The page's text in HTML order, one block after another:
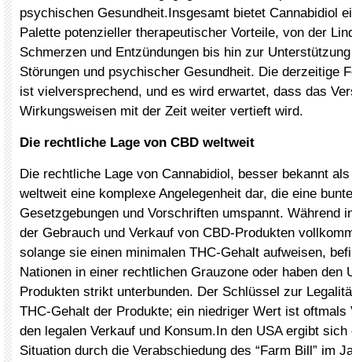
psychischen Gesundheit.Insgesamt bietet Cannabidiol
Palette potenzieller therapeutischer Vorteile, von der
Schmerzen und Entzündungen bis hin zur
Störungen und psychischer Gesundheit. Die derzeitige
ist vielversprechend, und es wird erwartet, dass das
Wirkungsweisen mit der Zeit weiter vertieft wird.
Die rechtliche Lage von CBD weltweit
Die rechtliche Lage von Cannabidiol, besser bekannt
weltweit eine komplexe Angelegenheit dar, die eine
Gesetzgebungen und Vorschriften umspannt. Während
der Gebrauch und Verkauf von CBD-Produkten
solange sie einen minimalen THC-Gehalt aufweisen,
Nationen in einer rechtlichen Grauzone oder haben den
Produkten strikt unterbunden. Der Schlüssel zur
THC-Gehalt der Produkte; ein niedriger Wert ist oftmals
den legalen Verkauf und Konsum.In den USA ergibt sich
Situation durch die Verabschiedung des “Farm Bill” im